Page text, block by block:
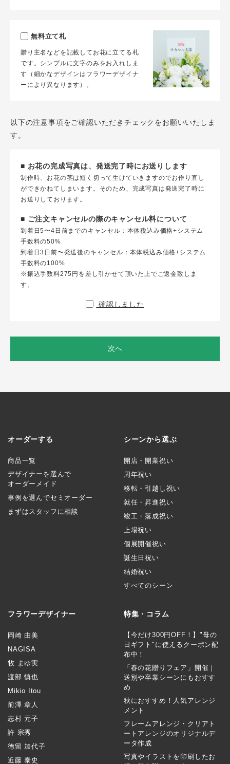
無料立て札
贈り主名などを記載してお花に立てる札
です。シンプルに文字のみをお入れしま
す（細かなデザインはフラワーデザイナ
ーにより異なります）。
以下の注意事項をご確認いただきチェックをお願いいたしま
す。
■ お花の完成写真は、発送完了時にお送りします
制作時、お花の茎は短く切って生けていきますのでお作り直し
ができかねてしまいます。そのため、完成写真は発送完了時に
お送りしております。
■ ご注文キャンセルの際のキャンセル料について
到着日5〜4日前までのキャンセル：本体税込み価格+システム
手数料の50%
到着日3日前〜発送後のキャンセル：本体税込み価格+システム
手数料の100%
※振込手数料275円を差し引かせて頂いた上でご返金致しま
す。
確認しました
次へ
オーダーする
商品一覧
デザイナーを選んで
オーダーメイド
事例を選んでセミオーダー
まずはスタッフに相談
シーンから選ぶ
開店・開業祝い
周年祝い
移転・引越し祝い
就任・昇進祝い
竣工・落成祝い
上場祝い
個展開催祝い
誕生日祝い
結婚祝い
すべてのシーン
フラワーデザイナー
岡崎 由美
NAGISA
牧 まゆ実
渡部 慎也
Mikio Itou
前澤 章人
志村 元子
許 宗秀
徳留 加代子
近藤 泰史
特集・コラム
【今だけ300円OFF！】"母の
日ギフト"に使えるクーポン配
布中！
「春の花贈りフェア」開催｜
送別や卒業シーンにもおすす
め
秋におすすめ！人気アレンジ
メント
フレームアレンジ・クリアト
ートアレンジのオリジナルデ
ータ作成
写真やイラストを印刷したお